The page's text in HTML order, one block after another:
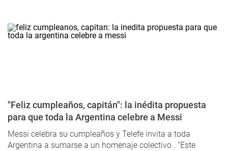
"Feliz cumpleaños, capitán": la inédita propuesta
para que toda la Argentina celebre a Messi
Messi celebra su cumpleaños y Telefe invita a toda
Argentina a sumarse a un homenaje colectivo . “Este